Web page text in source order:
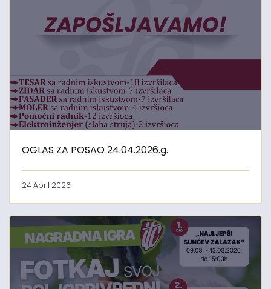
OGLAS ZA POSAO 24.04.2026.g.
24 April 2026